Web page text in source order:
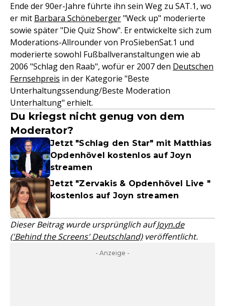
Ende der 90er-Jahre führte ihn sein Weg zu SAT.1, wo
er mit Barbara Schöneberger"Weck up" moderierte
sowie später "Die Quiz Show". Er entwickelte sich zum
Moderations-Allrounder von ProSiebenSat.1 und
moderierte sowohl Fußballveranstaltungen wie ab
2006 "Schlag den Raab", wofür er 2007 den Deutschen
Fernsehpreis in der Kategorie "Beste
Unterhaltungssendung/Beste Moderation
Unterhaltung" erhielt.
Du kriegst nicht genug von dem
Moderator?
Jetzt "Schlag den Star" mit Matthias
Opdenhövel kostenlos auf Joyn
streamen
Jetzt "Zervakis & Opdenhövel Live "
kostenlos auf Joyn streamen
Dieser Beitrag wurde ursprünglich aufJoyn.de
('Behind the Screens' Deutschland)veröffentlicht.
- Anzeige -